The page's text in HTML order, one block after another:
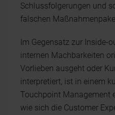
Schlussfolgerungen und
falschen
Im Gegensatz zur Inside-
internen Machbarkeiten
Vorlieben ausgeht oder
interpretiert, ist in einem
Touchpoint Management
wie sich die Customer